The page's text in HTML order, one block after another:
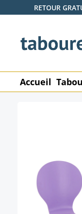
au contenu principal
Passer à la recherche
Passer à la
RETOUR
Accueil